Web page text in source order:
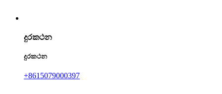
දුරකථන
දුරකථන
+8615079000397